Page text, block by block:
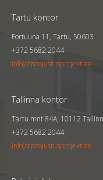
Tartu kontor
Fortuuna 11, Tartu, 50603
+372 5682 2044
info(at)soojustusprojekt.ee
Tallinna kontor
Tartu mnt 84A, 10112 Tallinn
+372 5682 2044
info(at)soojustusprojekt.ee